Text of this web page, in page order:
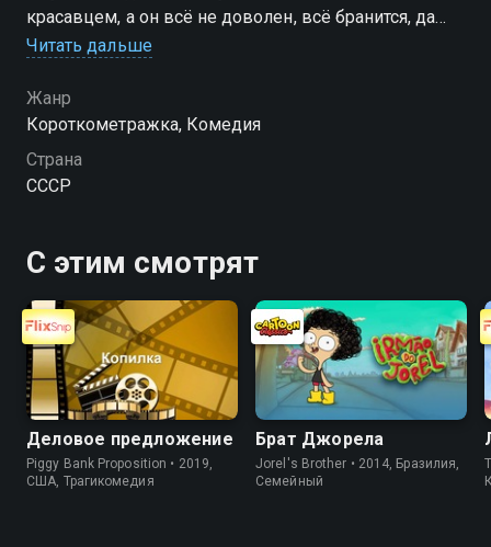
красавцем, а он всё не доволен, всё бранится, да
глупой бабой называет. Надоела ему такая жизнь,
Читать дальше
Жанр
Короткометражка, Комедия
Страна
СССР
С этим смотрят
Деловое предложение
Piggy Bank Proposition • 2019,
США, Трагикомедия
Брат Джорела
Jorel's Brother • 2014, Бразилия,
Cемейный